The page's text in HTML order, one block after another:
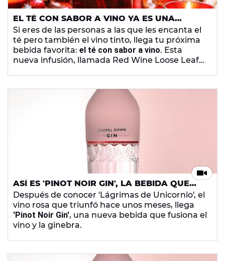
EL TÉ CON SABOR A VINO YA ES UNA
REALIDAD
Si eres de las personas a las que les encanta el
té pero también el vino tinto, llega tu próxima
bebida favorita: el té con sabor a vino. Esta
nueva infusión, llamada Red Wine Loose Leaf
ASÍ ES 'PINOT NOIR GIN', LA BEBIDA QUE
MEZCLA EL VINO Y LA GINEBRA
Después de conocer 'Lágrimas de Unicornio', el
vino rosa que triunfó hace unos meses, llega
'Pinot Noir Gin', una nueva bebida que fusiona el
vino y la ginebra.